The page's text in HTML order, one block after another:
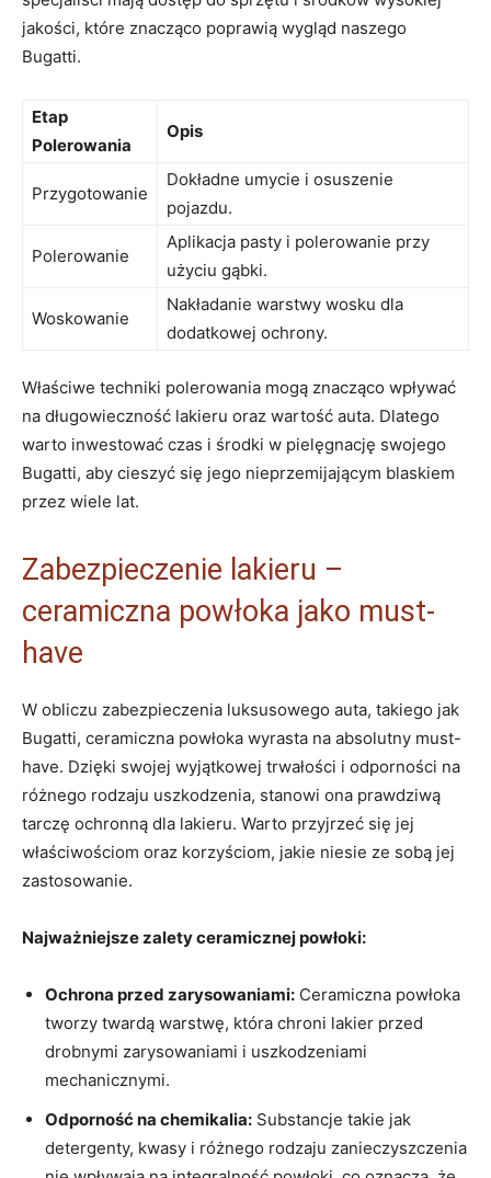
jakości, które znacząco poprawią wygląd naszego
Bugatti.
Etap
Polerowania
Opis
Przygotowanie
Dokładne umycie i osuszenie
pojazdu.
Polerowanie
Aplikacja pasty i polerowanie przy
użyciu gąbki.
Woskowanie
Nakładanie warstwy wosku dla
dodatkowej ochrony.
Właściwe techniki polerowania mogą znacząco wpływać
na długowieczność lakieru oraz wartość auta. Dlatego
warto inwestować czas i środki w pielęgnację swojego
Bugatti, aby cieszyć się jego nieprzemijającym blaskiem
przez wiele lat.
Zabezpieczenie lakieru –
ceramiczna powłoka jako must-
have
W obliczu zabezpieczenia luksusowego auta, takiego jak
Bugatti, ceramiczna powłoka wyrasta na absolutny must-
have. Dzięki swojej wyjątkowej trwałości i odporności na
różnego rodzaju uszkodzenia, stanowi ona prawdziwą
tarczę ochronną dla lakieru. Warto przyjrzeć się jej
właściwościom oraz korzyściom, jakie niesie ze sobą jej
zastosowanie.
Najważniejsze zalety ceramicznej powłoki:
Ochrona przed zarysowaniami: Ceramiczna powłoka
tworzy twardą warstwę, która chroni lakier przed
drobnymi zarysowaniami i uszkodzeniami
mechanicznymi.
Odporność na chemikalia: Substancje takie jak
detergenty, kwasy i różnego rodzaju zanieczyszczenia